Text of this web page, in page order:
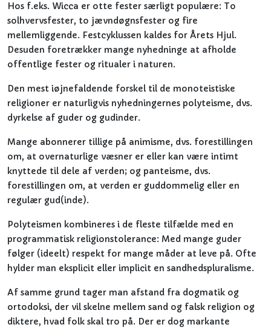
Hos f.eks. Wicca er otte fester særligt populære: To
solhvervsfester, to jævndøgnsfester og fire
mellemliggende. Festcyklussen kaldes for Årets Hjul.
Desuden foretrækker mange nyhedninge at afholde
offentlige fester og ritualer i naturen.
Den mest iøjnefaldende forskel til de monoteistiske
religioner er naturligvis nyhedningernes polyteisme, dvs.
dyrkelse af guder og gudinder.
Mange abonnerer tillige på animisme, dvs. forestillingen
om, at overnaturlige væsner er eller kan være intimt
knyttede til dele af verden; og panteisme, dvs.
forestillingen om, at verden er guddommelig eller en
regulær gud(inde).
Polyteismen kombineres i de fleste tilfælde med en
programmatisk religionstolerance: Med mange guder
følger (ideelt) respekt for mange måder at leve på. Ofte
hylder man eksplicit eller implicit en sandhedspluralisme.
Af samme grund tager man afstand fra dogmatik og
ortodoksi, der vil skelne mellem sand og falsk religion og
diktere, hvad folk skal tro på. Der er dog markante